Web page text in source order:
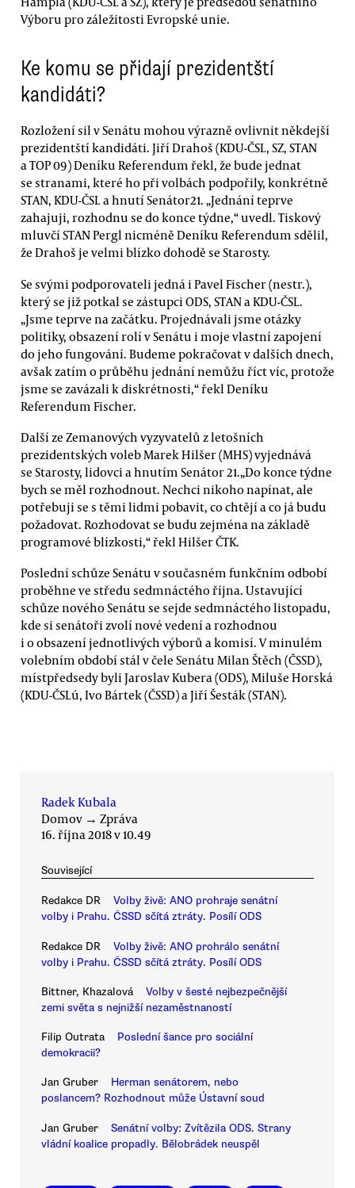
Výboru pro záležitosti Evropské unie.
Ke komu se přidají prezidentští
kandidáti?
Rozložení sil v Senátu mohou výrazně ovlivnit někdejší
prezidentští kandidáti. Jiří Drahoš (KDU-ČSL, SZ, STAN
a TOP 09) Deníku Referendum řekl, že bude jednat
se stranami, které ho při volbách podpořily, konkrétně
STAN, KDU-ČSL a hnutí Senátor21. „Jednání teprve
zahajuji, rozhodnu se do konce týdne,“ uvedl. Tiskový
mluvčí STAN Pergl nicméně Deníku Referendum sdělil,
že Drahoš je velmi blízko dohodě se Starosty.
Se svými podporovateli jedná i Pavel Fischer (nestr.),
který se již potkal se zástupci ODS, STAN a KDU-ČSL.
„Jsme teprve na začátku. Projednávali jsme otázky
politiky, obsazení rolí v Senátu i moje vlastní zapojení
do jeho fungování. Budeme pokračovat v dalších dnech,
avšak zatím o průběhu jednání nemůžu říct víc, protože
jsme se zavázali k diskrétnosti,“ řekl Deníku
Referendum Fischer.
Další ze Zemanových vyzyvatelů z letošních
prezidentských voleb Marek Hilšer (MHS) vyjednává
se Starosty, lidovci a hnutím Senátor 21.„Do konce týdne
bych se měl rozhodnout. Nechci nikoho napínat, ale
potřebuji se s těmi lidmi pobavit, co chtějí a co já budu
požadovat. Rozhodovat se budu zejména na základě
programové blízkosti,“ řekl Hilšer ČTK.
Poslední schůze Senátu v současném funkčním odbobí
proběhne ve středu sedmnáctého října. Ustavující
schůze nového Senátu se sejde sedmnáctého listopadu,
kde si senátoři zvolí nové vedení a rozhodnou
i o obsazení jednotlivých výborů a komisí. V minulém
volebním období stál v čele Senátu Milan Štěch (ČSSD),
místpředsedy byli Jaroslav Kubera (ODS), Miluše Horská
(KDU-ČSLú, Ivo Bártek (ČSSD) a Jiří Šesták (STAN).
Radek Kubala
Domov → Zpráva
16. října 2018 v 10.49
Související
Redakce DR
Volby živě: ANO prohraje senátní
volby i Prahu. ČSSD sčítá ztráty. Posílí ODS
Redakce DR
Volby živě: ANO prohrálo senátní
volby i Prahu. ČSSD sčítá ztráty. Posílí ODS
Bittner, Khazalová
Volby v šesté nejbezpečnější
zemi světa s nejnižší nezaměstnaností
Filip Outrata
Poslední šance pro sociální
demokracii?
Jan Gruber
Herman senátorem, nebo
poslancem? Rozhodnout může Ústavní soud
Jan Gruber
Senátní volby: Zvítězila ODS. Strany
vládní koalice propadly. Bělobrádek neuspěl